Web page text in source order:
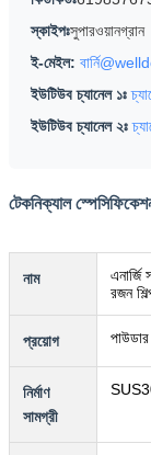
স্কাইপঃসুপারওয়ানগ্রান
ই-মেইল:
ইউটিউব চ্যানেল ১ঃ
ইউটিউব চ্যানেল ২ঃ
টেকনিক্যাল
নাম
রজন
প্রয়োগ পাউডার
নির্মাণ
সামগ্রী